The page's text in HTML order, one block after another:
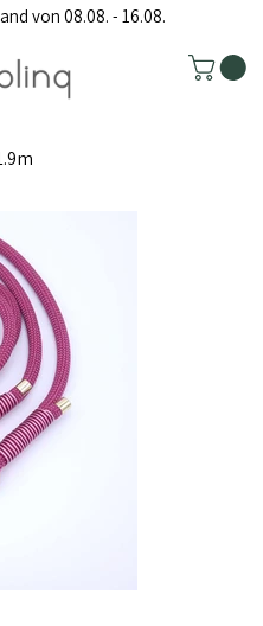
von 08.08. - 16.08.